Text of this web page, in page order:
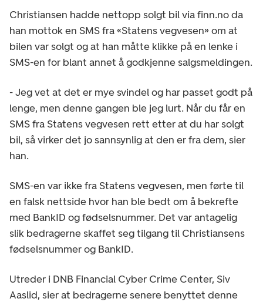
Christiansen hadde nettopp solgt bil via finn.no da
han mottok en SMS fra «Statens vegvesen» om at
bilen var solgt og at han måtte klikke på en lenke i
SMS-en for blant annet å godkjenne salgsmeldingen.
- Jeg vet at det er mye svindel og har passet godt på
lenge, men denne gangen ble jeg lurt. Når du får en
SMS fra Statens vegvesen rett etter at du har solgt
bil, så virker det jo sannsynlig at den er fra dem, sier
han.
SMS-en var ikke fra Statens vegvesen, men førte til
en falsk nettside hvor han ble bedt om å bekrefte
med BankID og fødselsnummer. Det var antagelig
slik bedragerne skaffet seg tilgang til Christiansens
fødselsnummer og BankID.
Utreder i DNB Financial Cyber Crime Center, Siv
Aaslid, sier at bedragerne senere benyttet denne